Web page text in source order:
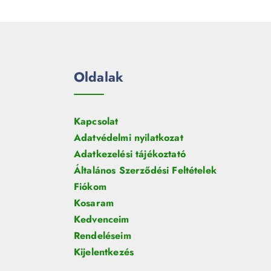
Oldalak
Kapcsolat
Adatvédelmi nyilatkozat
Adatkezelési tájékoztató
Általános Szerződési Feltételek
Fiókom
Kosaram
Kedvenceim
Rendeléseim
Kijelentkezés